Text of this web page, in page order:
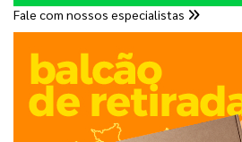
Fale com nossos especialistas